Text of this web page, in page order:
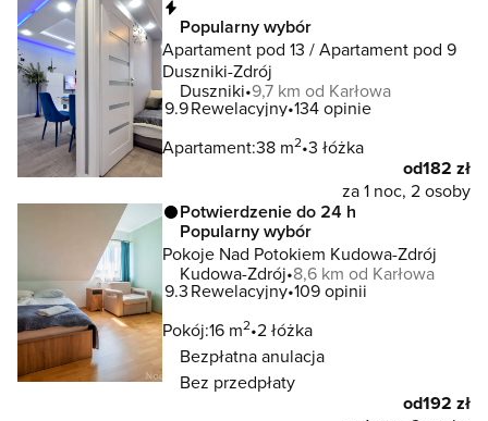
Popularny wybór
Apartament pod 13 / Apartament pod 9
Duszniki-Zdrój
Duszniki 9,7 km od Karłowa
9.9Rewelacyjny 134 opinie
Apartament:38 m2 3 łóżka
od182 zł
za 1 noc, 2 osoby
Potwierdzenie do 24 h
Popularny wybór
Pokoje Nad Potokiem Kudowa-Zdrój
Kudowa-Zdrój 8,6 km od Karłowa
9.3Rewelacyjny 109 opinii
Pokój:16 m2 2 łóżka
Bezpłatna anulacja
Bez przedpłaty
od192 zł